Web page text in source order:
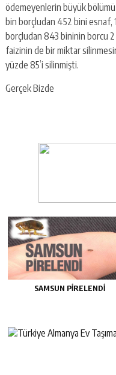
ödemeyenlerin büyük
bin borçludan 452 bini esnaf,
borçludan 843 bininin borcu 2
faizinin de bir miktar
yüzde 85’i silinmişti.
Gerçek Bizde
SAMSUN PIRELENDI